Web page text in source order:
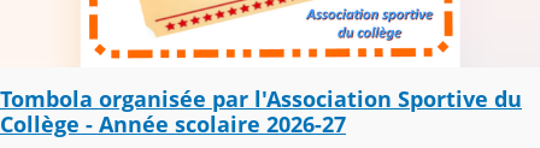
Tombola organisée par l'Association Sportive du
Collège - Année scolaire 2026-27